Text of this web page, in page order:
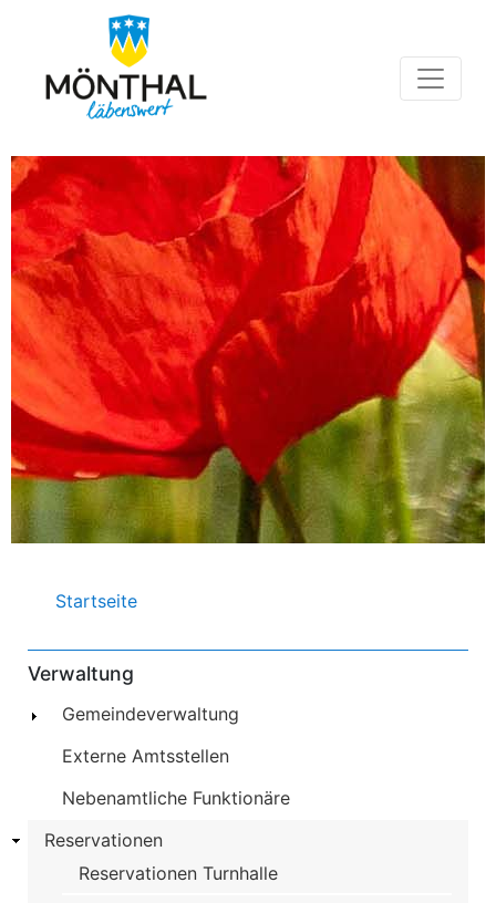
Hauptnavigation
Pfadnavigation
Startseite
Verwaltung
Gemeindeverwaltung
Externe Amtsstellen
Nebenamtliche Funktionäre
Reservationen
Reservationen Turnhalle